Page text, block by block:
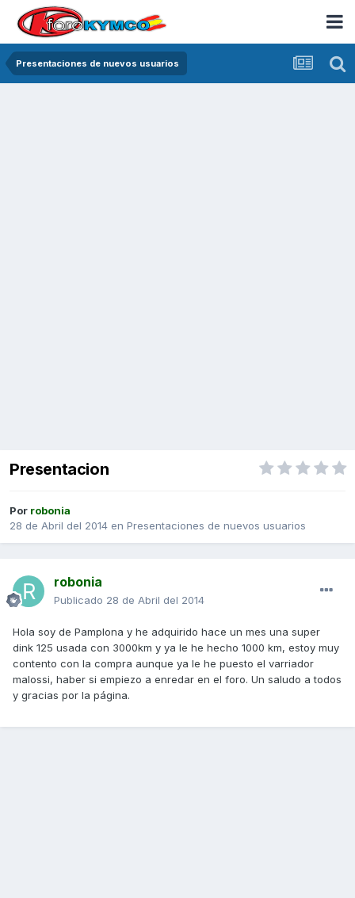
Presentaciones de nuevos usuarios
Presentacion
Por robonia
28 de Abril del 2014 en Presentaciones de nuevos usuarios
robonia
Publicado 28 de Abril del 2014
Hola soy de Pamplona y he adquirido hace un mes una super
dink 125 usada con 3000km y ya le he hecho 1000 km, estoy muy
contento con la compra aunque ya le he puesto el varriador
malossi, haber si empiezo a enredar en el foro. Un saludo a todos
y gracias por la página.